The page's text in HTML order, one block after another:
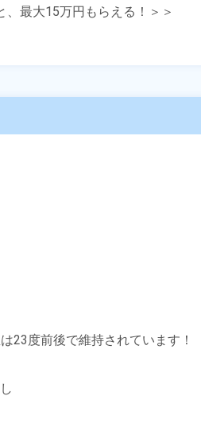
、最大15万円もらえる！＞＞
23度前後で維持されています！